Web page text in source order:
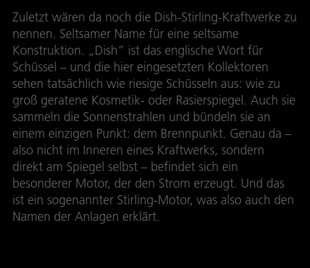
Zuletzt wären da noch die Dish-Stirling-Kraftwerke zu
nennen. Seltsamer Name für eine seltsame
Konstruktion. „Dish” ist das englische Wort für
Schüssel – und die hier eingesetzten Kollektoren
sehen tatsächlich wie riesige Schüsseln aus: wie zu
groß geratene Kosmetik- oder Rasierspiegel. Auch sie
sammeln die Sonnenstrahlen und bündeln sie an
einem einzigen Punkt: dem Brennpunkt. Genau da –
also nicht im Inneren eines Kraftwerks, sondern
direkt am Spiegel selbst – befindet sich ein
besonderer Motor, der den Strom erzeugt. Und das
ist ein sogenannter Stirling-Motor, was also auch den
Namen der Anlagen erklärt.